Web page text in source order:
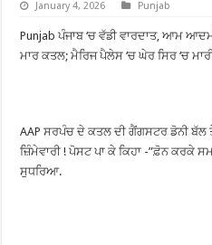
January 4, 2026 Punjab
Punjab ਪੰਜਾਬ ‘ਚ ਵੱਡੀ ਵਾਰਦਾਤ, ਆਮ
ਮਾਰ ਕਤਲ; ਮੈਰਿਜ ਪੈਲੇਸ ‘ਚ ਘੇਰ ਸਿਰ ‘ਚ
AAP ਸਰਪੰਚ ਦੇ ਕਤਲ ਦੀ ਗੈਂਗਸਟਰ ਡੋਨੀ
ਜ਼ਿੰਮੇਵਾਰੀ ! ਪੋਸਟ ਪਾ ਕੇ ਕਿਹਾ -”ਫ਼ੋਨ ਕਰਕੇ
ਸੁਧਰਿਆ.